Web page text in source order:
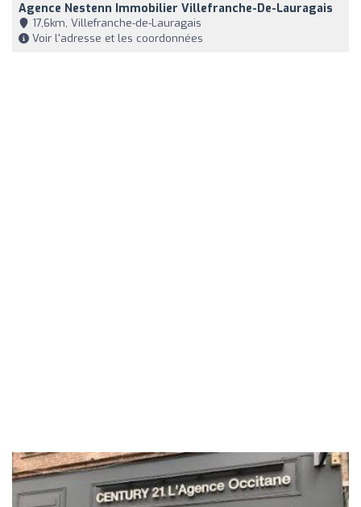
Agence Nestenn Immobilier Villefranche-De-Lauragais
17,6km, Villefranche-de-Lauragais
Voir l'adresse et les coordonnées